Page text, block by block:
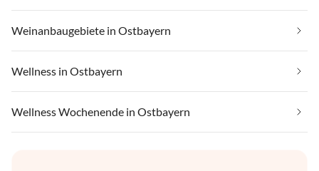
Weinanbaugebiete in Ostbayern
Wellness in Ostbayern
Wellness Wochenende in Ostbayern